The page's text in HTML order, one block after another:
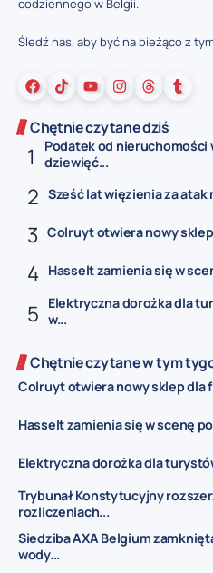
codziennego w Belgii.
Śledź nas, aby być na bieżąco z
Chętnie czytane dziś
Podatek od nieruchomości
dziewięć...
Sześć lat więzienia za
Colruyt otwiera nowy
Hasselt zamienia się w
Elektryczna dorożka dla
w...
Chętnie czytane w tym
Colruyt otwiera nowy sklep dla
Hasselt zamienia się w scenę
Elektryczna dorożka dla
Trybunał Konstytucyjny
rozliczeniach...
Siedziba AXA Belgium
wody...